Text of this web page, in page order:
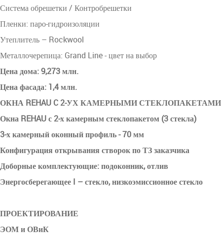
Система обрешетки / Контробрешетки
Пленки: паро-гидроизоляции
Утеплитель – Rockwool
Металлочерепица: Grand Line - цвет на выбор
Цена дома: 9,273 млн.
Цена фасада: 1,4 млн.
ОКНА REHAU C 2-УХ КАМЕРНЫМИ СТЕКЛОПАКЕТАМИ
Окна REHAU с 2-х камерным стеклопакетом (3 стекла)
3-х камерный оконный профиль - 70 мм
Конфигурация открывания створок по ТЗ заказчика
Доборные комплектующие: подоконник, отлив
Энергосберегающее I – стекло, низкоэмиссионное стекло
ПРОЕКТИРОВАНИЕ
ЭОМ и ОВиК